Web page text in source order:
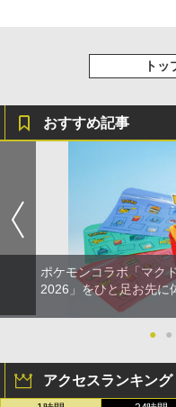
トッ
おすすめ記事
ポケモンコラボ「マク
2026」をひと足お先に
● ●
アクセスランキング